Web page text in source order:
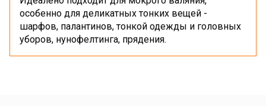
особенно для деликатных тонких вещей -
шарфов, палантинов, тонкой одежды и головных
уборов, нунофелтинга, прядения.